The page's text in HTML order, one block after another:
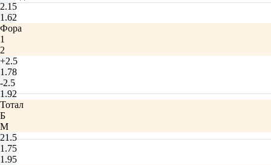
2.15
1.62
Фора
1
2
+2.5
1.78
-2.5
1.92
Тотал
Б
М
21.5
1.75
1.95